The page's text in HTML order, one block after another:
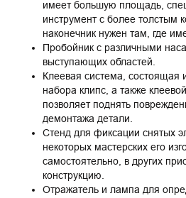
имеет большую площадь,
инструмент с более толстым
наконечник нужен там, где
Пробойник с различными
выступающих областей.
Клеевая система, состоящая
набора клипс, а также
позволяет поднять
демонтажа детали.
Стенд для фиксации снятых
некоторых мастерских его
самостоятельно, в других
конструкцию.
Отражатель и лампа для